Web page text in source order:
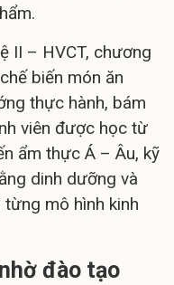
II – HVCT, chương
biến món ăn
thực hành, bám
viên được học từ
ẩm thực Á – Âu, kỹ
dinh dưỡng và
mô hình kinh
đào tạo